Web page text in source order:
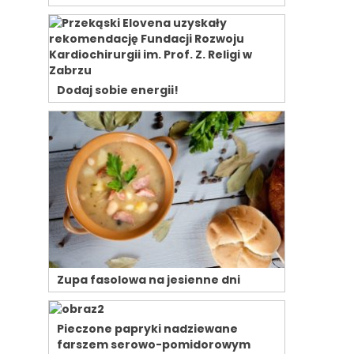
Dodaj sobie energii!
Zupa fasolowa na jesienne dni
Pieczone papryki nadziewane
farszem serowo-pomidorowym